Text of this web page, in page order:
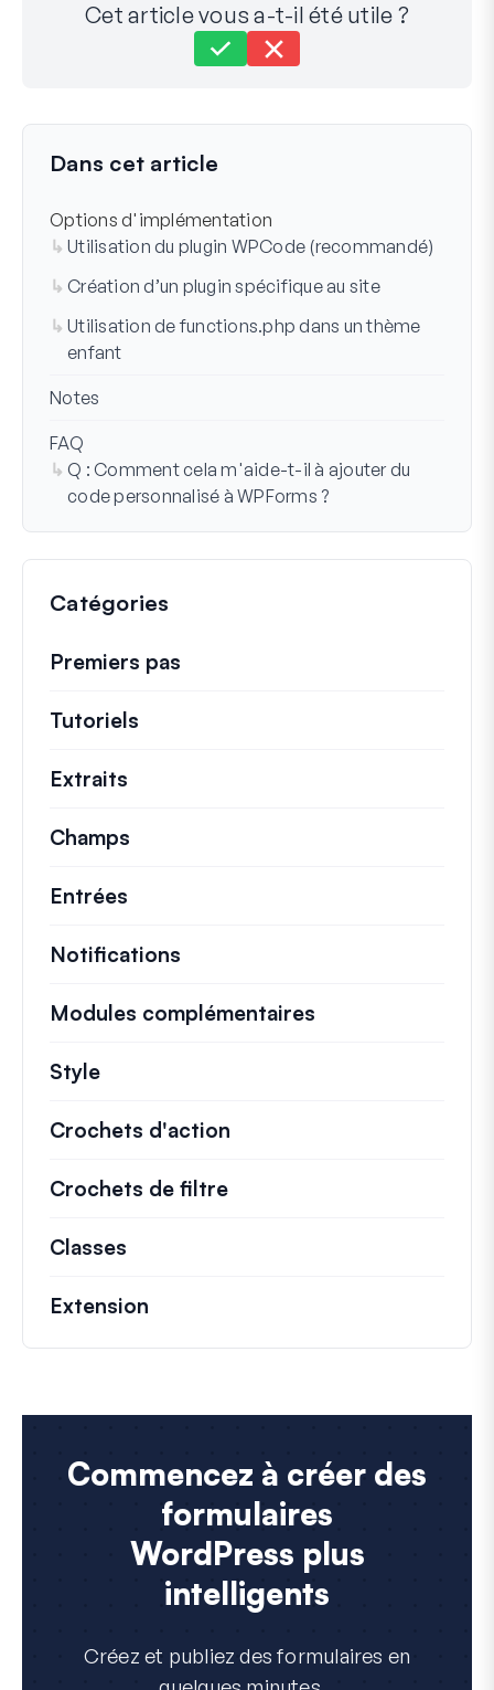
Cet article vous a-t-il été utile ?
Dernière mise à jour le 17 nov. 2024
Dans cet article
Options d'implémentation
Utilisation du plugin WPCode (recommandé)
Création d’un plugin spécifique au site
Utilisation de functions.php dans un thème
enfant
Notes
FAQ
Q : Comment cela m'aide-t-il à ajouter du
code personnalisé à WPForms ?
Catégories
Premiers pas
Tutoriels
Extraits
Champs
Entrées
Notifications
Modules complémentaires
Style
Crochets d'action
Crochets de filtre
Classes
Extension
Commencez à créer des
formulaires
WordPress plus
intelligents
Créez et publiez des formulaires en